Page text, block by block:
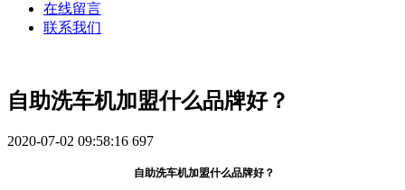
在线留言
联系我们
自助洗车机加盟什么品牌好？
2020-07-02 09:58:16 697
自助洗车机加盟什么品牌好？